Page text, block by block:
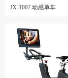
JX-1007 动感单车